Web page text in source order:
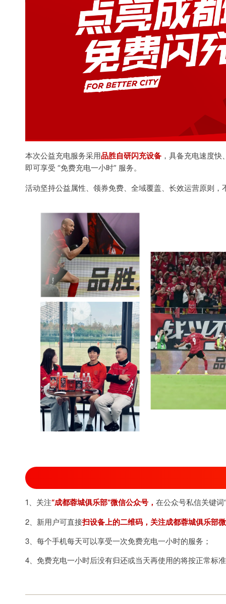
本次公益充电服务采用品胜自研闪充设备 ，具备充电速度
即可享受 “免费充电一小时” 服务。
活动坚持公益属性、领券免费、全域覆盖、长效运营原则
1、关注“成都蓉城俱乐部”微信公众号， 在公众号私信关键
2、新用户可直接扫设备上的二维码，关注成都蓉城俱乐部
3、每个手机每天可以享受一次免费充电一小时的服务；
4、免费充电一小时后没有归还或当天再使用的将按正常标